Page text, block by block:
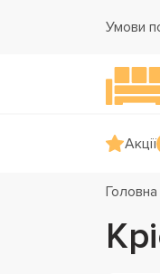
Умови
Акції
Головна